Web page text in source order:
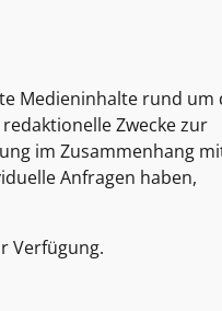
Medieninhalte rund um
Zwecke zur
im Zusammenhang
Anfragen haben,
Verfügung.